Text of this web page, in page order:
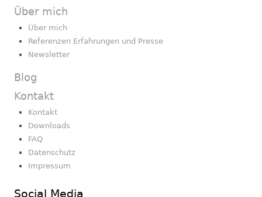
Über mich
Über mich
Referenzen Erfahrungen und Presse
Newsletter
Blog
Kontakt
Kontakt
Downloads
FAQ
Datenschutz
Impressum
Social Media